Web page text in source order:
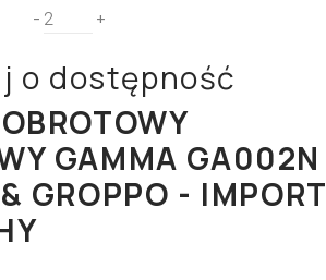
- +
o dostępność
GAMMA GA002N
GROPPO - IMPORT